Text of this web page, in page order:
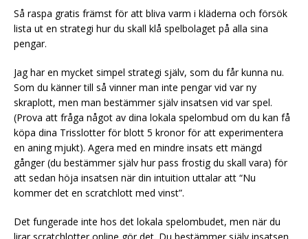
Så raspa gratis främst för att bliva varm i kläderna och försök
lista ut en strategi hur du skall klå spelbolaget på alla sina
pengar.
Jag har en mycket simpel strategi själv, som du får kunna nu.
Som du känner till så vinner man inte pengar vid var ny
skraplott, men man bestämmer själv insatsen vid var spel.
(Prova att fråga något av dina lokala spelombud om du kan få
köpa dina Trisslotter för blott 5 kronor för att experimentera
en aning mjukt). Agera med en mindre insats ett mängd
gånger (du bestämmer själv hur pass frostig du skall vara) för
att sedan höja insatsen när din intuition uttalar att “Nu
kommer det en scratchlott med vinst”.
Det fungerade inte hos det lokala spelombudet, men när du